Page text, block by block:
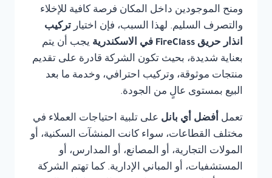
ومنح الموجودين داخل المكان فرصة كافية للإخلاء
والتصرف السليم. لهذا السبب، فإن اختيار تركيب
انذار حريق FireClass في الاسكندرية
يجب أن يتم
بعناية شديدة، بحيث تكون الشركة قادرة على تقديم
منتجات موثوقة، وتركيب احترافي، وخدمة ما بعد
البيع بمستوى عالٍ من الجودة.
تعمل أفضل أي بانل على تلبية احتياجات العملاء في
مختلف القطاعات، سواء كانت المنشآت السكنية، أو
المولات التجارية، أو المصانع، أو المدارس، أو
المستشفيات، أو المباني الإدارية. كما تهتم الشركة